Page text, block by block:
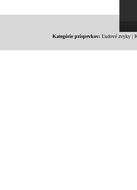
Kategórie príspevkov: Ľudové zvyky|